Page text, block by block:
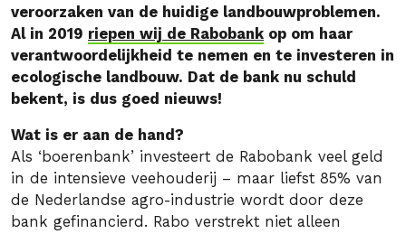
veroorzaken van de huidige landbouwproblemen.
Al in 2019 riepen wij de Rabobank op om haar
verantwoordelijkheid te nemen en te investeren in
ecologische landbouw. Dat de bank nu schuld
bekent, is dus goed nieuws!
Wat is er aan de hand?
Als ‘boerenbank’ investeert de Rabobank veel geld
in de intensieve veehouderij – maar liefst 85% van
de Nederlandse agro-industrie wordt door deze
bank gefinancierd. Rabo verstrekt niet alleen